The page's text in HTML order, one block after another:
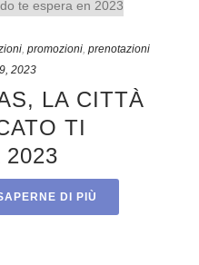
, promozioni, prenotazioni
2023
LA CITTÀ
TI
2023
DI PIÙ